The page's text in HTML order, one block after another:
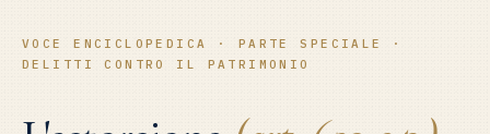
VOCE ENCICLOPEDICA · PARTE SPECIALE ·
DELITTI CONTRO IL PATRIMONIO